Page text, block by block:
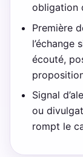
obligation
Première
l’échange
écouté,
Signal
ou
rompt le